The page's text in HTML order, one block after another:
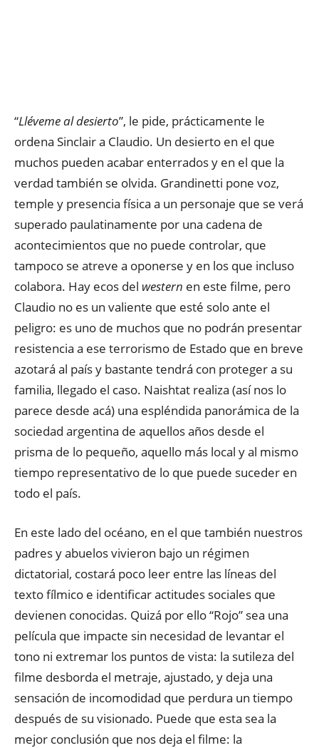
“Lléveme al desierto”, le pide, prácticamente le
ordena Sinclair a Claudio. Un desierto en el que
muchos pueden acabar enterrados y en el que la
verdad también se olvida. Grandinetti pone voz,
temple y presencia física a un personaje que se verá
superado paulatinamente por una cadena de
acontecimientos que no puede controlar, que
tampoco se atreve a oponerse y en los que incluso
colabora. Hay ecos del western en este filme, pero
Claudio no es un valiente que esté solo ante el
peligro: es uno de muchos que no podrán presentar
resistencia a ese terrorismo de Estado que en breve
azotará al país y bastante tendrá con proteger a su
familia, llegado el caso. Naishtat realiza (así nos lo
parece desde acá) una espléndida panorámica de la
sociedad argentina de aquellos años desde el
prisma de lo pequeño, aquello más local y al mismo
tiempo representativo de lo que puede suceder en
todo el país.
En este lado del océano, en el que también nuestros
padres y abuelos vivieron bajo un régimen
dictatorial, costará poco leer entre las líneas del
texto fílmico e identificar actitudes sociales que
devienen conocidas. Quizá por ello “Rojo” sea una
película que impacte sin necesidad de levantar el
tono ni extremar los puntos de vista: la sutileza del
filme desborda el metraje, ajustado, y deja una
sensación de incomodidad que perdura un tiempo
después de su visionado. Puede que esta sea la
mejor conclusión que nos deja el filme: la